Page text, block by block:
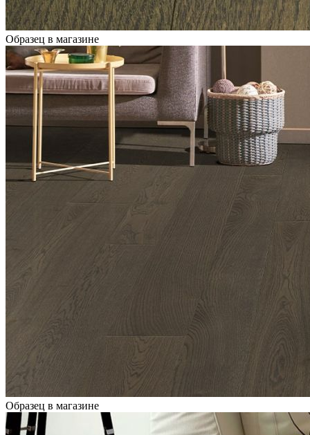
Образец в магазине
Образец в магазине